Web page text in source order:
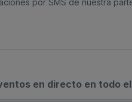
por SMS de nuestra
en directo en todo